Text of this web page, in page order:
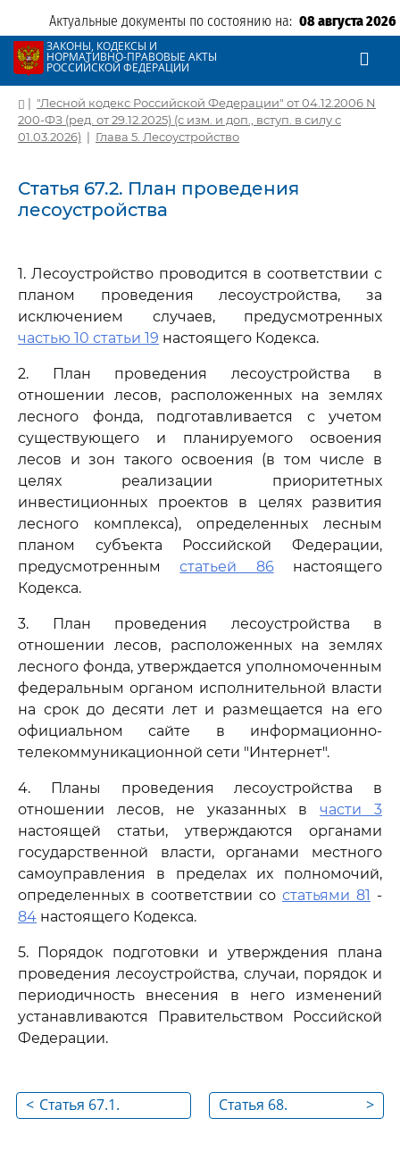
Актуальные документы по состоянию на: 08 августа 2026
ЗАКОНЫ, КОДЕКСЫ И
НОРМАТИВНО-ПРАВОВЫЕ АКТЫ
РОССИЙСКОЙ ФЕДЕРАЦИИ
| "Лесной кодекс Российской Федерации" от 04.12.2006 N
200-ФЗ (ред. от 29.12.2025) (с изм. и доп., вступ. в силу с
01.03.2026) | Глава 5. Лесоустройство
Статья 67.2. План проведения
лесоустройства
1. Лесоустройство проводится в соответствии с
планом проведения лесоустройства, за
исключением случаев, предусмотренных
частью 10 статьи 19 настоящего Кодекса.
2. План проведения лесоустройства в
отношении лесов, расположенных на землях
лесного фонда, подготавливается с учетом
существующего и планируемого освоения
лесов и зон такого освоения (в том числе в
целях реализации приоритетных
инвестиционных проектов в целях развития
лесного комплекса), определенных лесным
планом субъекта Российской Федерации,
предусмотреннымстатьей 86настоящего
Кодекса.
3. План проведения лесоустройства в
отношении лесов, расположенных на землях
лесного фонда, утверждается уполномоченным
федеральным органом исполнительной власти
на срок до десяти лет и размещается на его
официальном сайте в информационно-
телекоммуникационной сети "Интернет".
4. Планы проведения лесоустройства в
отношении лесов, не указанных в части 3
настоящей статьи, утверждаются органами
государственной власти, органами местного
самоуправления в пределах их полномочий,
определенных в соответствии со статьями 81 -
84 настоящего Кодекса.
5. Порядок подготовки и утверждения плана
проведения лесоустройства, случаи, порядок и
периодичность внесения в него изменений
устанавливаются Правительством Российской
Федерации.
< Статья 67.1.
>
Статья 68.